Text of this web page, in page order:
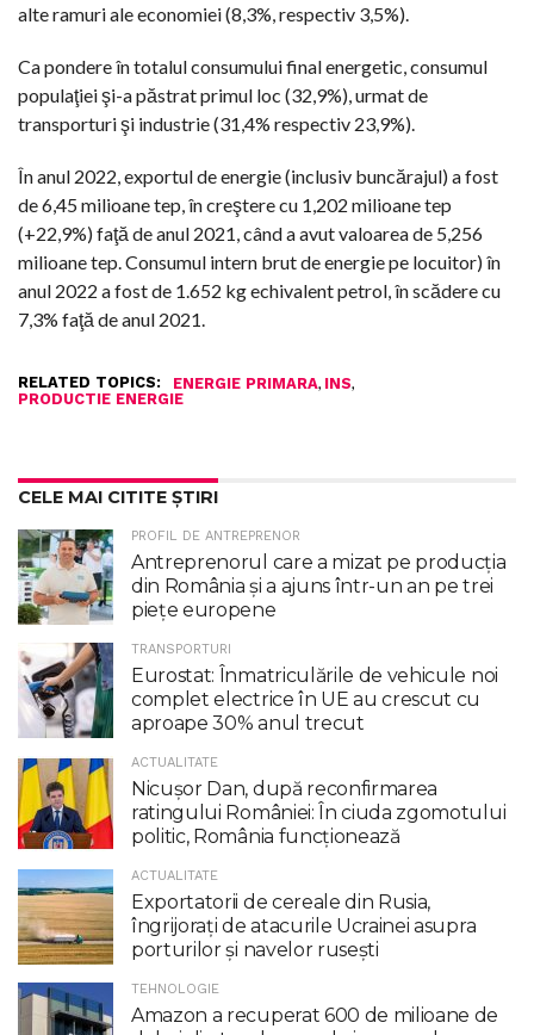
alte ramuri ale economiei (8,3%, respectiv 3,5%).
Ca pondere în totalul consumului final energetic, consumul
populaţiei şi-a păstrat primul loc (32,9%), urmat de
transporturi şi industrie (31,4% respectiv 23,9%).
În anul 2022, exportul de energie (inclusiv buncărajul) a fost
de 6,45 milioane tep, în creştere cu 1,202 milioane tep
(+22,9%) faţă de anul 2021, când a avut valoarea de 5,256
milioane tep. Consumul intern brut de energie pe locuitor) în
anul 2022 a fost de 1.652 kg echivalent petrol, în scădere cu
7,3% faţă de anul 2021.
RELATED TOPICS: ENERGIE PRIMARA, INS,
PRODUCTIE ENERGIE
CELE MAI CITITE ȘTIRI
PROFIL DE ANTREPRENOR
Antreprenorul care a mizat pe producția
din România și a ajuns într-un an pe trei
piețe europene
TRANSPORTURI
Eurostat: Înmatriculările de vehicule noi
complet electrice în UE au crescut cu
aproape 30% anul trecut
ACTUALITATE
Nicuşor Dan, după reconfirmarea
ratingului României: În ciuda zgomotului
politic, România funcţionează
ACTUALITATE
Exportatorii de cereale din Rusia,
îngrijorați de atacurile Ucrainei asupra
porturilor și navelor rusești
TEHNOLOGIE
Amazon a recuperat 600 de milioane de